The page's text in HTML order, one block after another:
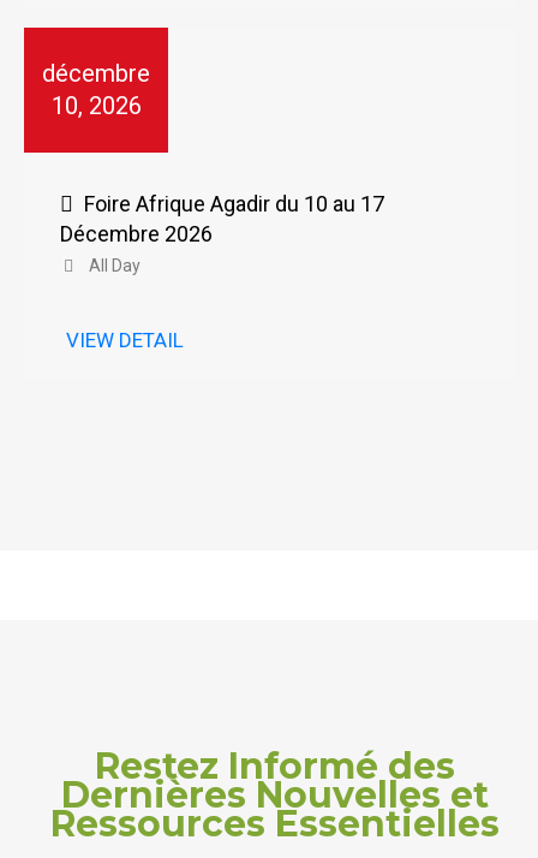
décembre
10, 2026
Foire Afrique Agadir du 10 au 17
Décembre 2026
All Day
VIEW DETAIL
Restez Informé des
Dernières Nouvelles et
Ressources Essentielles